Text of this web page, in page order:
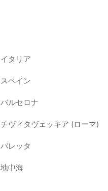
イタリア
スペイン
バルセロナ
チヴィタヴェッキア (ローマ)
バレッタ
地中海